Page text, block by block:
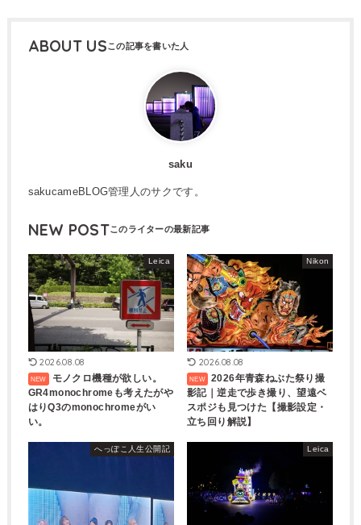
ABOUT US
saku
sakucameBLOG管理人のサクです。
NEW POST
Leica
2026.08.08
モノクロ機種が欲しい。
GR4monochromeも考えたがや
はりQ3のmonochromeがい
い。
Nikon
2026.08.08
2026年青森ねぶた祭り撮
影記｜逆走で歩き撮り、望遠ベ
スポジも見つけた【撮影設定・
立ち回り解説】
へっぽこ人生公開記 Leica